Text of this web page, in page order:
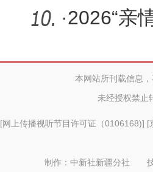
·2026“亲
本网站所刊载信息
未经授权禁止
[网上传播视听节目许可证（0106168)] [
制作：中新社新疆分社